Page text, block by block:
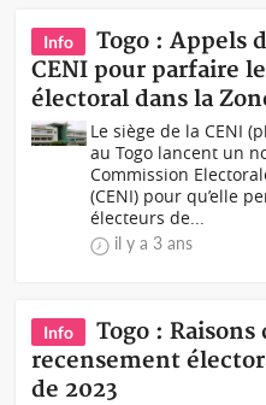
Info
Togo : Appels
CENI pour parfaire
électoral dans la
Le siège de la CENI
au Togo lancent un
Commission
(CENI) pour qu’elle
électeurs de...
il y a 3 ans
Info
Togo :
recensement
de 2023